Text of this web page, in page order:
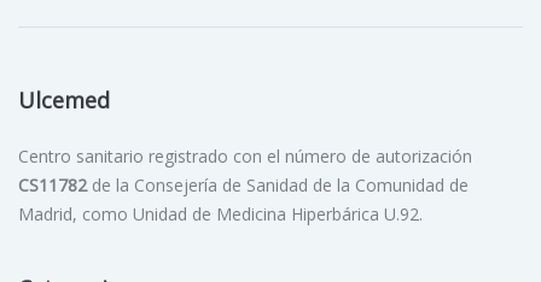
Ulcemed
Centro sanitario registrado con el número de autorización
CS11782de la Consejería de Sanidad de la Comunidad de
Madrid, como Unidad de Medicina Hiperbárica U.92.